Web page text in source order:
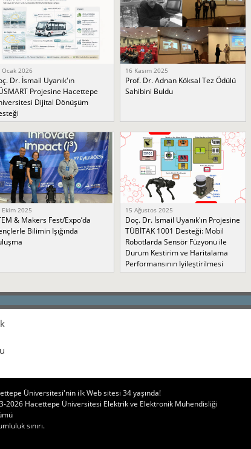
Ocak 2026
Dr. İsmail Uyanık'ın
Projesine Hacettepe
Dijital Dönüşüm
16 Kasım 2025
Prof. Dr. Adnan Köksal Tez Ödülü
Sahibini Buldu
Ekim 2025
& Makers Fest/Expo’da
Bilimin Işığında
15 Ağustos 2025
Doç. Dr. İsmail Uyanık'ın Projesine
TÜBİTAK 1001 Desteği: Mobil
Robotlarda Sensör Füzyonu ile
Durum Kestirim ve Haritalama
Performansının İyileştirilmesi
Üniversitesi'nin ilk Web sitesi 34 yaşında!
2026 Hacettepe Üniversitesi Elektrik ve Elektronik Mühendisliği
sınırı.